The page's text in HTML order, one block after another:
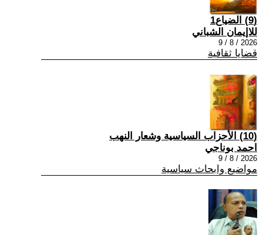
(9) الضياع1
للاإيمان الشباني
2026 / 8 / 9
قضايا ثقافية
(10) الأحزاب السياسية وشعار النهب
احمد بوناجي
2026 / 8 / 9
مواضيع وابحاث سياسية